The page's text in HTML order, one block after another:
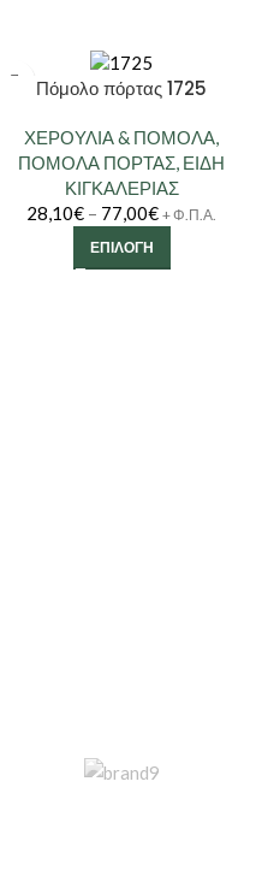
Πόμολο πόρτας 1725
ΧΕΡΟΥΛΙΑ & ΠΟΜΟΛΑ,
ΠΟΜΟΛΑ ΠΟΡΤΑΣ, ΕΙΔΗ
ΚΙΓΚΑΛΕΡΙΑΣ
28,10€ – 77,00€ + Φ.Π.Α.
ΕΠΙΛΟΓΉ